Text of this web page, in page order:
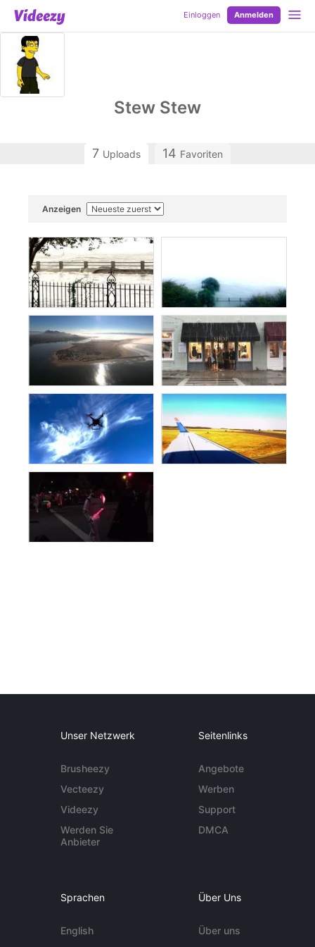
Einloggen Anmelden
Stew Stew
7 Uploads 14 Favoriten
Anzeigen
Unser Netzwerk
Brusheezy
Vecteezy
Videezy
Werden Sie
Anbieter
Seitenlinks
Angebote
Werben
Support
DMCA
Sprachen
English
Über Uns
Über uns